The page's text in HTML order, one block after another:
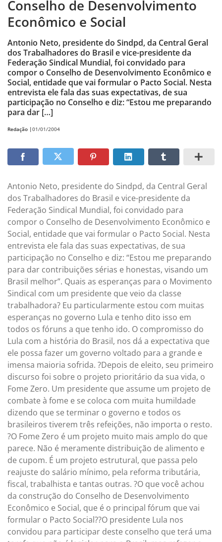
Conselho de Desenvolvimento
Econômico e Social
Antonio Neto, presidente do Sindpd, da Central Geral
dos Trabalhadores do Brasil e vice-presidente da
Federação Sindical Mundial, foi convidado para
compor o Conselho de Desenvolvimento Econômico e
Social, entidade que vai formular o Pacto Social. Nesta
entrevista ele fala das suas expectativas, de sua
participação no Conselho e diz: “Estou me preparando
para dar […]
Redação |01/01/2004
Antonio Neto, presidente do Sindpd, da Central Geral
dos Trabalhadores do Brasil e vice-presidente da
Federação Sindical Mundial, foi convidado para
compor o Conselho de Desenvolvimento Econômico e
Social, entidade que vai formular o Pacto Social. Nesta
entrevista ele fala das suas expectativas, de sua
participação no Conselho e diz: “Estou me preparando
para dar contribuições sérias e honestas, visando um
Brasil melhor”. Quais as esperanças para o Movimento
Sindical com um presidente que veio da classe
trabalhadora? Eu particularmente estou com muitas
esperanças no governo Lula e tenho dito isso em
todos os fóruns a que tenho ido. O compromisso do
Lula com a história do Brasil, nos dá a expectativa que
ele possa fazer um governo voltado para a grande e
imensa maioria sofrida. ?Depois de eleito, seu primeiro
discurso foi sobre o projeto prioritário da sua vida, o
Fome Zero. Um presidente que assume um projeto de
combate à fome e se coloca com muita humildade
dizendo que se terminar o governo e todos os
brasileiros tiverem três refeições, não importa o resto.
?O Fome Zero é um projeto muito mais amplo do que
parece. Não é meramente distribuição de alimento e
de cupom. É um projeto estrutural, que passa pelo
reajuste do salário mínimo, pela reforma tributária,
fiscal, trabalhista e tantas outras. ?O que você achou
da construção do Conselho de Desenvolvimento
Econômico e Social, que é o principal fórum que vai
formular o Pacto Social??O presidente Lula nos
convidou para participar deste conselho que terá uma